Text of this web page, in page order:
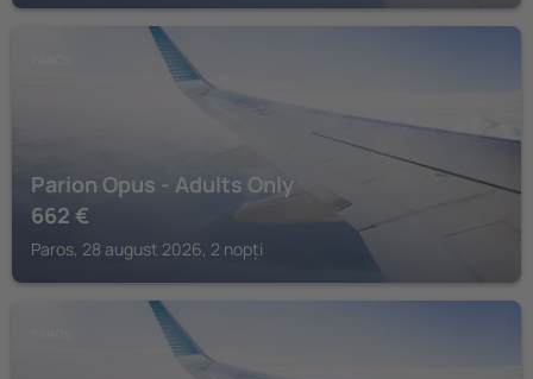
Parion Opus - Adults Only
662 €
Paros, 28 august 2026, 2 nopți